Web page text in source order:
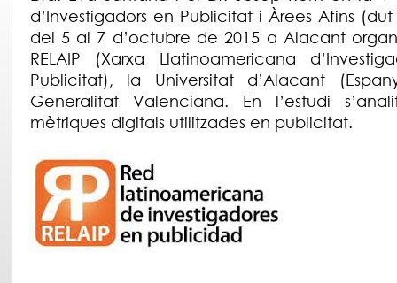
d’Investigadors en Publicitat i Àrees Afins
del 5 al 7 d’octubre de 2015 a Alacant
RELAIP (Xarxa Llatinoamericana
Publicitat), la Universitat d’Alacant
Generalitat Valenciana. En l’estudi
mètriques digitals utilitzades en publicitat.